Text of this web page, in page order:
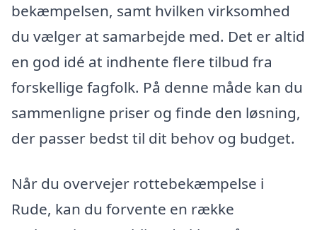
bekæmpelsen, samt hvilken virksomhed
du vælger at samarbejde med. Det er altid
en god idé at indhente flere tilbud fra
forskellige fagfolk. På denne måde kan du
sammenligne priser og finde den løsning,
der passer bedst til dit behov og budget.
Når du overvejer rottebekæmpelse i
Rude, kan du forvente en række